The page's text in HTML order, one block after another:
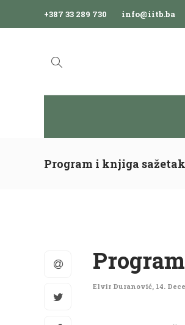
+387 33 289 730 info@iitb.ba
Program i knjiga
Elvir Duranović, 14.